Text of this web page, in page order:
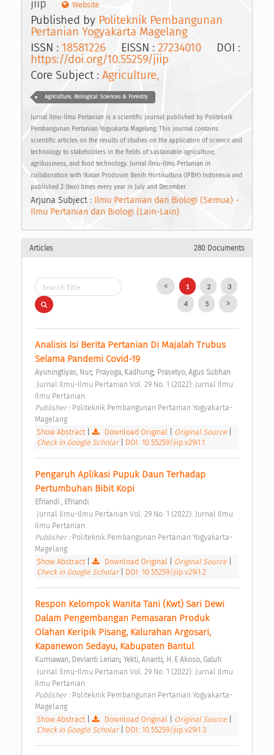
jiip Website
Published by Politeknik Pembangunan
Pertanian Yogyakarta Magelang
ISSN : 18581226 EISSN : 27234010 DOI :
https://doi.org/10.55259/jiip
Core Subject : Agriculture,
Agriculture, Biological Sciences & Forestry
Jurnal Ilmu-Ilmu Pertanian is a scientific journal published by Politeknik
Pembangunan Pertanian Yogyakarta Magelang. This journal contains
scientific articles on the results of studies on the application of science and
technology to stakeholders in the fields of sustainable agriculture,
agribusiness, and food technology. Jurnal Ilmu-Ilmu Pertanian in
collaboration with Ikatan Produsen Benih Hortikultura (IPBH) Indonesia and
published 2 (two) times every year in July and December
Arjuna Subject : Ilmu Pertanian dan Biologi (Semua) -
Ilmu Pertanian dan Biologi (Lain-Lain)
Articles 280 Documents
1 2 3
4 5
Analisis Isi Berita Pertanian Di Majalah Trubus
Selama Pandemi Covid-19
Ayuningtiyas, Nur; Prayoga, Kadhung; Prasetyo, Agus Subhan
Ilmu Pertanian
Publisher : Politeknik Pembangunan Pertanian Yogyakarta-
Magelang
Show Abstract| Download Original Original Source
Check in Google Scholar
DOI: 10.55259/jiip.v29i1.1
Pengaruh Aplikasi Pupuk Daun Terhadap
Pertumbuhan Bibit Kopi
Efriandi , Efriandi
Ilmu Pertanian
Publisher : Politeknik Pembangunan Pertanian Yogyakarta-
Magelang
Show Abstract| Download Original Original Source
Check in Google Scholar
DOI: 10.55259/jiip.v29i1.2
Respon Kelompok Wanita Tani (Kwt) Sari Dewi
Dalam Pengembangan Pemasaran Produk
Olahan Keripik Pisang, Kalurahan Argosari,
Kapanewon Sedayu, Kabupaten Bantul
Kurniawan, Devianti Lerian; Yekti, Ananti; H. E Akoso, Galuh
Ilmu Pertanian
Publisher : Politeknik Pembangunan Pertanian Yogyakarta-
Magelang
Show Abstract| Download Original Original Source
Check in Google Scholar
DOI: 10.55259/jiip.v29i1.3